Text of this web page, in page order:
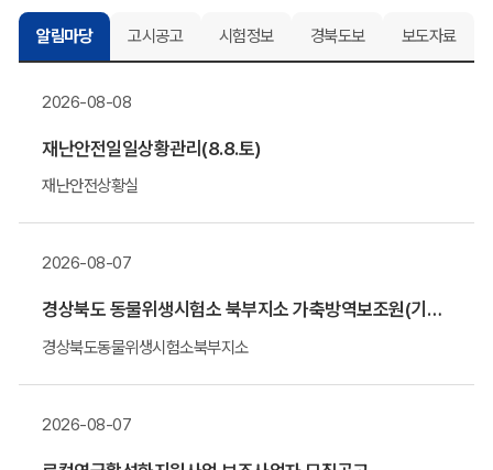
알림마당 고시공고 시험정보 경북도보 보도자료
2026-08-08
재난안전일일상황관리(8.8.토)
재난안전상황실
2026-08-07
경상북도 동물위생시험소 북부지소 가축방역보조원(기간제 근로자) 채용 알림
경상북도동물위생시험소북부지소
2026-08-07